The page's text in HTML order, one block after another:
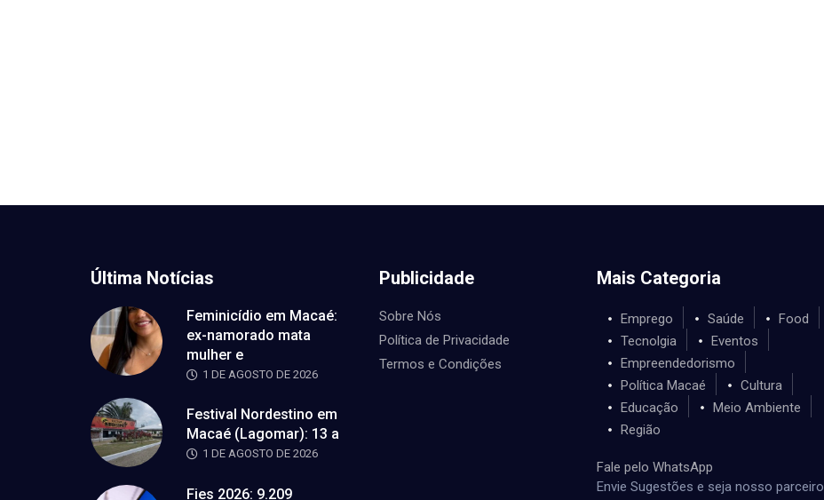
Última Notícias
Feminicídio em Macaé:
ex-namorado mata
mulher e
1 DE AGOSTO DE 2026
Festival Nordestino em
Macaé (Lagomar): 13 a
1 DE AGOSTO DE 2026
Fies 2026: 9.209
Publicidade
Sobre Nós
Política de Privacidade
Termos e Condições
Mais Categoria
Emprego Saúde
Food
Tecnolgia
Eventos
Empreendedorismo
Política Macaé
Cultura
Educação
Meio Ambiente
Região
Fale pelo WhatsApp
Envie Sugestões e seja nosso parceiro